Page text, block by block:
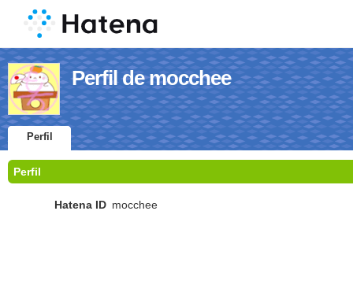
Perfil de mocchee
Perfil
Perfil
Hatena ID mocchee